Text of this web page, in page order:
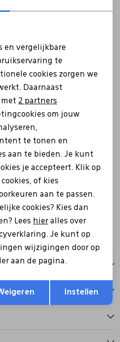
Gewaxt leer
Antique Vintage
Ritssluiting
Zilverkleuring
Leren sleutelhanger
13,3 inch
6.4
Nee
Opslaan
en vergelijkbare
te
cookies zorgen we
Daarnaast
2 partners
om jouw
te tonen en
aan te bieden. Je kunt
je accepteert. Klik op
of kies
aan te passen.
cookies? Kies dan
Lees hier alles over
Je kunt op
wijzigingen door op
aan de pagina.
Instellen